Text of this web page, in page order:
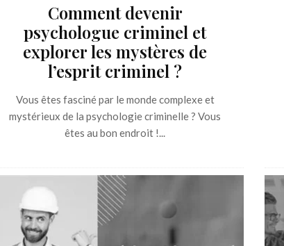
Comment devenir
psychologue criminel et
explorer les mystères de
l’esprit criminel ?
Vous êtes fasciné par le monde complexe et
mystérieux de la psychologie criminelle ? Vous
êtes au bon endroit !...